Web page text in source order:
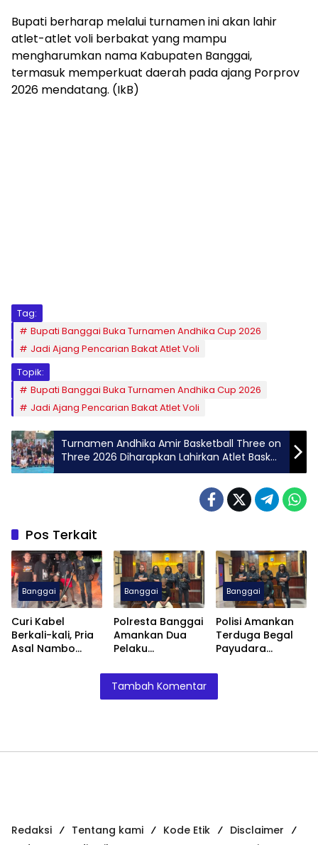
Bupati berharap melalui turnamen ini akan lahir
atlet-atlet voli berbakat yang mampu
mengharumkan nama Kabupaten Banggai,
termasuk memperkuat daerah pada ajang Porprov
2026 mendatang. (IkB)
Tag:
Bupati Banggai Buka Turnamen Andhika Cup 2026
Jadi Ajang Pencarian Bakat Atlet Voli
Topik:
Bupati Banggai Buka Turnamen Andhika Cup 2026
Jadi Ajang Pencarian Bakat Atlet Voli
Turnamen Andhika Amir Basketball Three on
Three 2026 Diharapkan Lahirkan Atlet Basket
Berprestasi dari Banggai
Pos Terkait
Banggai
Curi Kabel
Berkali-kali, Pria
Asal Nambo
Polresta Banggai
Banggai
Polresta Banggai
Amankan Dua
Pelaku
Anak
Banggai
Polisi Amankan
Terduga Begal
Payudara
Remaja Putri di
Tambah Komentar
Redaksi Tentang kami Kode Etik
Disclaimer